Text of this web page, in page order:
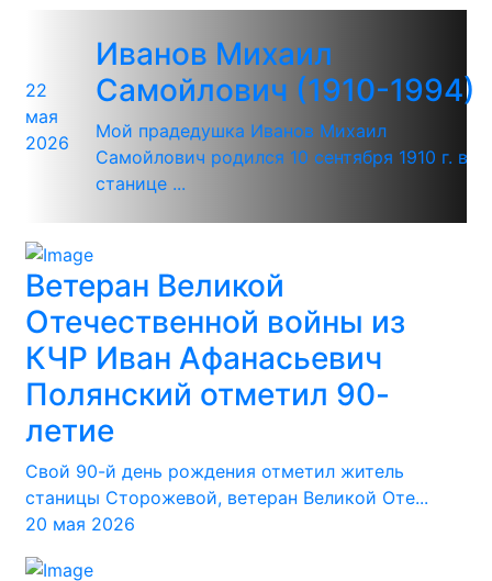
22
мая
2026
Иванов Михаил
Самойлович (1910-1994)
Мой прадедушка Иванов Михаил
Самойлович родился 10 сентября 1910 г. в
станице ...
Ветеран Великой
Отечественной войны из
КЧР Иван Афанасьевич
Полянский отметил 90-
летие
Свой 90-й день рождения отметил житель
станицы Сторожевой, ветеран Великой Оте...
20 мая 2026